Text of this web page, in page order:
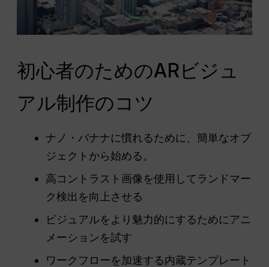
初心者のためのARビジュ
アル制作のコツ
ナノ・バナナに慣れるために、簡単なオブ
ジェクトから始める。
高コントラスト画像を使用してランドマー
ク検出を向上させる
ビジュアルをより魅力的にするためにアニ
メーションを試す
ワークフローを加速する内蔵テンプレート